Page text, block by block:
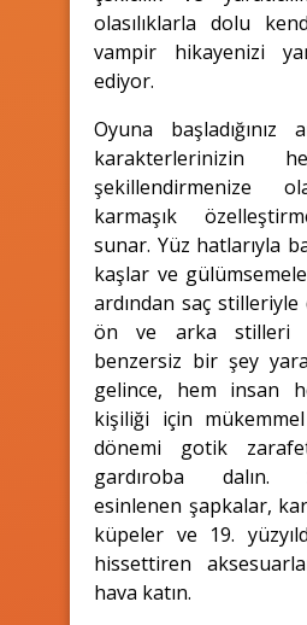
olasılıklarla dolu
vampir hikayenizi
ediyor.
Oyuna başladığınız
karakterlerinizin
şekillendirmenize
karmaşık
sunar. Yüz hatlarıyla
kaşlar ve
ardından saç stilleriyle
ön ve arka stilleri
benzersiz bir şey
gelince, hem insan
kişiliği için
dönemi gotik
gardıroba dalın.
esinlenen şapkalar,
küpeler ve 19.
hissettiren
hava katın.